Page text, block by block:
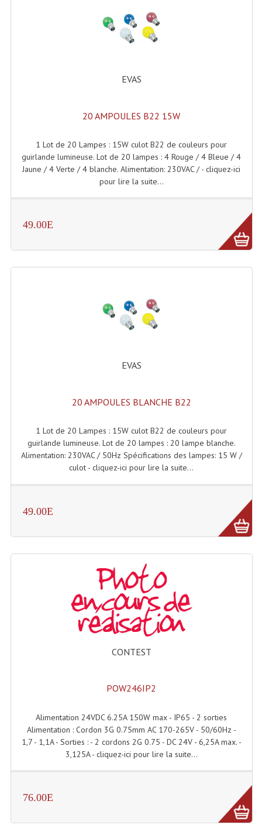
Accessoires Pieds Cellules Diamants
Accessoires Enceintes
Diamants
Selecteurs Audio Vidéo
Amplificateurs
Enceintes Et Caissons Basses
Packs Sono
Enceintes Passives Sono
Retours De Scène
Caisson De Basse Amplifié
Enceintes Hifi
Enceintes Monitoring
Filtres Actifs, Correcteurs
Filtres Passifs
Haut-Parleurs Amplis Guitare
Moteurs Pavillons Pour Enceinte
EVAS
20 AMPOULES B22 15W
1 Lot de 20 Lampes : 15W culot B22 de couleurs pour
guirlande lumineuse. Lot de 20 lampes : 4 Rouge / 4 Bleue / 4
Jaune / 4 Verte / 4 blanche. Alimentation: 230VAC / - cliquez-ici
pour lire la suite...
49.00E
EVAS
20 AMPOULES BLANCHE B22
1 Lot de 20 Lampes : 15W culot B22 de couleurs pour
guirlande lumineuse. Lot de 20 lampes : 20 lampe blanche.
Alimentation: 230VAC / 50Hz Spécifications des lampes: 15 W /
culot - cliquez-ici pour lire la suite...
49.00E
CONTEST
POW246IP2
Alimentation 24VDC 6.25A 150W max - IP65 - 2 sorties
Alimentation : Cordon 3G 0.75mm AC 170-265V - 50/60Hz -
1,7 - 1,1A - Sorties : - 2 cordons 2G 0.75 - DC 24V - 6,25A max. -
3,125A - cliquez-ici pour lire la suite...
76.00E